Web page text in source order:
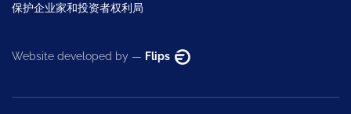
保护企业家和投资者权利局
Website developed by — Flips